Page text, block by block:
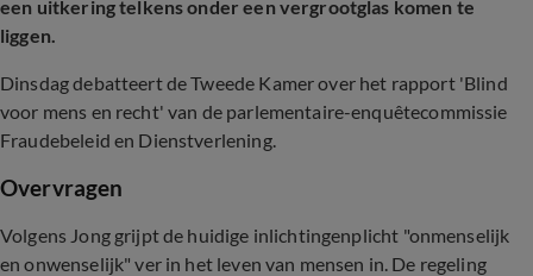
een uitkering telkens onder een vergrootglas komen te
liggen.
Dinsdag debatteert de Tweede Kamer over het rapport 'Blind
voor mens en recht' van de parlementaire-enquêtecommissie
Fraudebeleid en Dienstverlening.
Overvragen
Volgens Jong grijpt de huidige inlichtingenplicht "onmenselijk
en onwenselijk" ver in het leven van mensen in. De regeling